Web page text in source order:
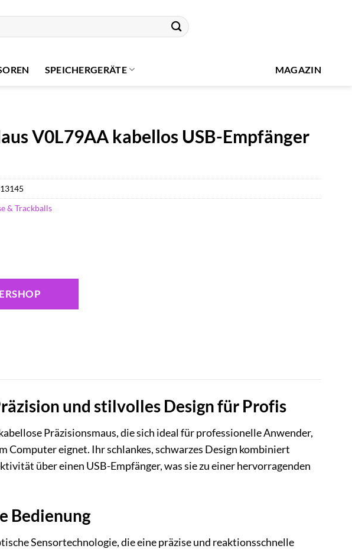
SPEICHERGERÄTE MAGAZIN
V0L79AA kabellos USB-Empfänger
& Trackballs
und stilvolles Design für Profis
Präzisionsmaus, die sich ideal für professionelle Anwender,
Computer eignet. Ihr schlankes, schwarzes Design kombiniert
über einen USB-Empfänger, was sie zu einer hervorragenden
Bedienung
Sensortechnologie, die eine präzise und reaktionsschnelle